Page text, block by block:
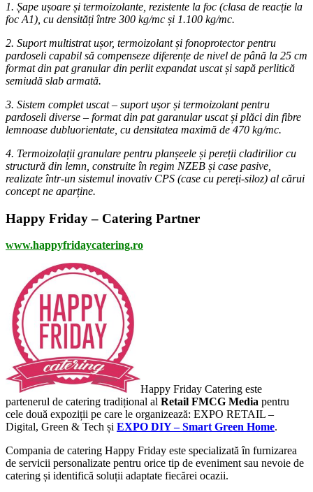
1. Șape ușoare și termoizolante, rezistente la foc (clasa de reacție la
foc A1), cu densități între 300 kg/mc și 1.100 kg/mc.
2. Suport multistrat ușor, termoizolant și fonoprotector pentru
pardoseli capabil să compenseze diferențe de nivel de până la 25 cm
format din pat granular din perlit expandat uscat și sapă perlitică
semiudă slab armată.
3. Sistem complet uscat – suport ușor și termoizolant pentru
pardoseli diverse – format din pat garanular uscat și plăci din fibre
lemnoase dubluorientate, cu densitatea maximă de 470 kg/mc.
4. Termoizolații granulare pentru planșeele și pereții cladirilior cu
structură din lemn, construite în regim NZEB și case pasive,
realizate într-un sistemul inovativ CPS (case cu pereți-siloz) al cărui
concept ne aparține.
Happy Friday – Catering Partner
www.happyfridaycatering.ro
Happy Friday Catering este
partenerul de catering tradițional al Retail FMCG Media pentru
cele două expoziții pe care le organizează: EXPO RETAIL –
Digital, Green & Tech și EXPO DIY – Smart Green Home.
Compania de catering Happy Friday este specializată în furnizarea
de servicii personalizate pentru orice tip de eveniment sau nevoie de
catering și identifică soluții adaptate fiecărei ocazii.